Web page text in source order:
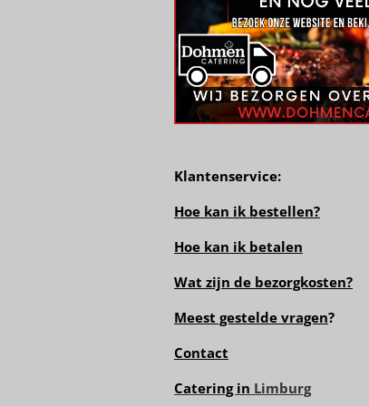
Klantenservice:
Hoe kan ik bestellen?
Hoe kan ik betalen
Wat zijn de bezorgkosten?
Meest gestelde vragen?
Contact
Catering in Limburg